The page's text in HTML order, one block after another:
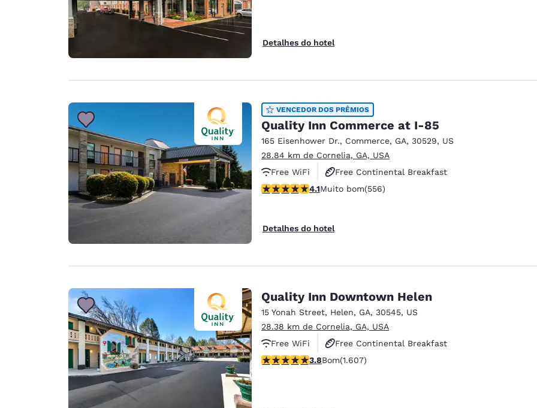
Detalhes do hotel
VENCEDOR DOS PRÊMIOS
Quality Inn Commerce at I-85
165 Eisenhower Dr., Commerce, GA, 30529, US
28.84 km de Cornelia, GA, USA
Free WiFi
Free Continental Breakfast
Free Hot Breakfast
classificação 4.07 estrelas. Muito bom. 556 avaliações
4.1Muito bom(556)
Detalhes do hotel
Quality Inn Downtown Helen
15 Yonah Street, Helen, GA, 30545, US
28.38 km de Cornelia, GA, USA
Free WiFi
Free Continental Breakfast
Free Hot Breakfast
classificação 3.79 estrelas. Bom. 1607 avaliações
3.8Bom(1.607)